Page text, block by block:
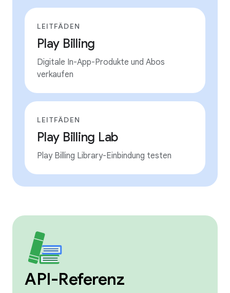
LEITFÄDEN
Play Billing
Digitale In-App-Produkte und Abos
verkaufen
LEITFÄDEN
Play Billing Lab
Play Billing Library-Einbindung testen
API-Referenz